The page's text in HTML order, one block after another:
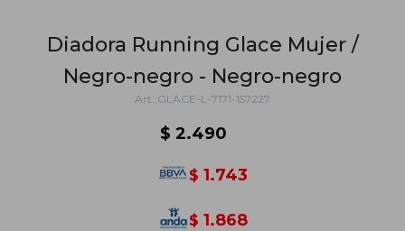
Diadora Running Glace Mujer /
Negro-negro - Negro-negro
GLACE-L-7171-157227
$ 2.490
$ 1.743
$ 1.868